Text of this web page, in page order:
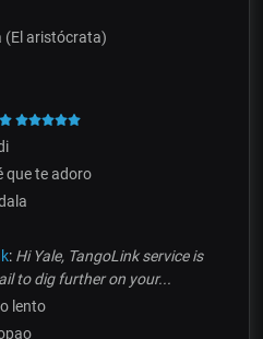
(El aristócrata)
que te adoro
: Hi Yale, TangoLink service is
to dig further on your...
lento